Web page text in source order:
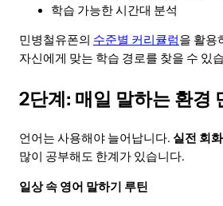
학습 가능한 시간대 분석
민병철유폰의 수준별 커리큘럼을 활용
자신에게 맞는 학습 경로를 찾을 수 있
2단계: 매일 말하는 환경
언어는 사용해야 늘어납니다. 실전 회
많이 공부해도 한계가 있습니다.
일상 속 영어 말하기 루틴